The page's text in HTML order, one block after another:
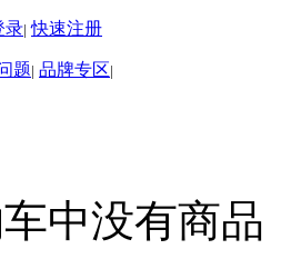
录| 快速注册
题| 品牌专区|
中没有商品